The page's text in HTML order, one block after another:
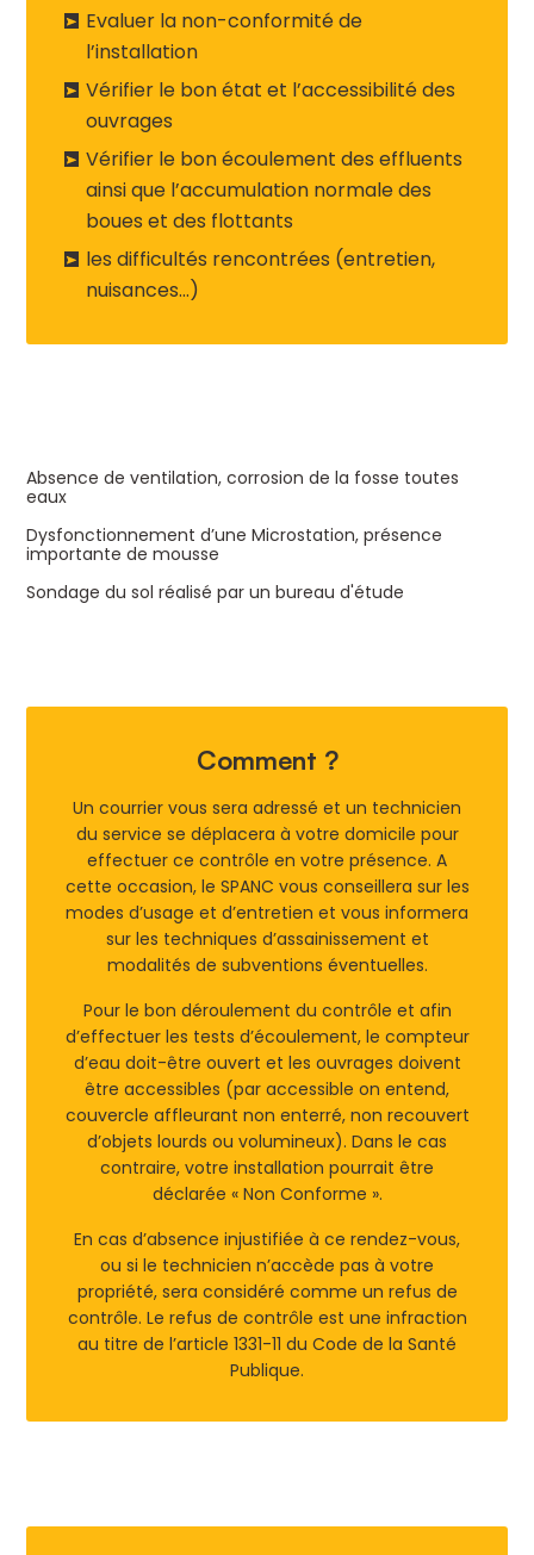
Evaluer la non-conformité de
l’installation
Vérifier le bon état et l’accessibilité des
ouvrages
Vérifier le bon écoulement des effluents
ainsi que l’accumulation normale des
boues et des flottants
les difficultés rencontrées (entretien,
nuisances…)
Absence de ventilation, corrosion de la fosse toutes
eaux
Dysfonctionnement d’une Microstation, présence
importante de mousse
Sondage du sol réalisé par un bureau d'étude
Comment ?
Un courrier vous sera adressé et un technicien
du service se déplacera à votre domicile pour
effectuer ce contrôle en votre présence. A
cette occasion, le SPANC vous conseillera sur les
modes d’usage et d’entretien et vous informera
sur les techniques d’assainissement et
modalités de subventions éventuelles.
Pour le bon déroulement du contrôle et afin
d’effectuer les tests d’écoulement, le compteur
d’eau doit-être ouvert et les ouvrages doivent
être accessibles (par accessible on entend,
couvercle affleurant non enterré, non recouvert
d’objets lourds ou volumineux). Dans le cas
contraire, votre installation pourrait être
déclarée « Non Conforme ».
En cas d’absence injustifiée à ce rendez-vous,
ou si le technicien n’accède pas à votre
propriété, sera considéré comme un refus de
contrôle. Le refus de contrôle est une infraction
au titre de l’article 1331-11 du Code de la Santé
Publique.